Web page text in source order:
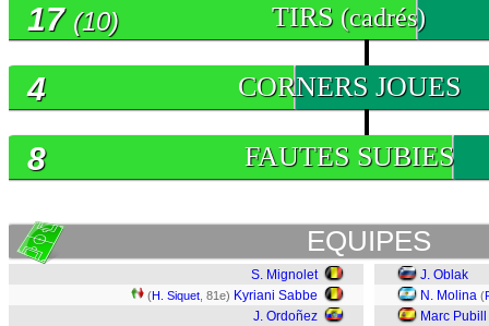
TIRS (cadrés)
17 (10)
CORNERS JOUES
4
FAUTES SUBIES
8
EQUIPES
S. Mignolet
(H. Siquet , 81e) Kyriani Sabbe
J. Ordoñez
J. Oblak
N. Molina (
Marc Pubill